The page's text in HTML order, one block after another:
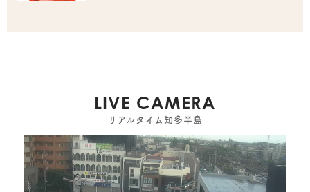
LIVE CAMERA
リアルタイム知多半島